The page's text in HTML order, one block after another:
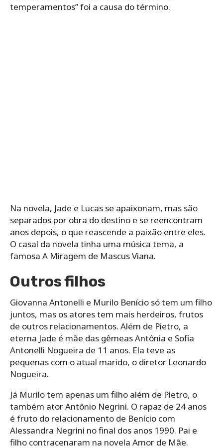
temperamentos” foi a causa do término.
Na novela, Jade e Lucas se apaixonam, mas são
separados por obra do destino e se reencontram
anos depois, o que reascende a paixão entre eles.
O casal da novela tinha uma música tema, a
famosa A Miragem de Mascus Viana.
Outros filhos
Giovanna Antonelli e Murilo Benício só tem um filho
juntos, mas os atores tem mais herdeiros, frutos
de outros relacionamentos. Além de Pietro, a
eterna Jade é mãe das gêmeas Antônia e Sofia
Antonelli Nogueira de 11 anos. Ela teve as
pequenas com o atual marido, o diretor Leonardo
Nogueira.
Já Murilo tem apenas um filho além de Pietro, o
também ator Antônio Negrini. O rapaz de 24 anos
é fruto do relacionamento de Benício com
Alessandra Negrini no final dos anos 1990. Pai e
filho contracenaram na novela Amor de Mãe.